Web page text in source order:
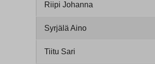
Riipi Johanna
Syrjälä Aino
Tiitu Sari